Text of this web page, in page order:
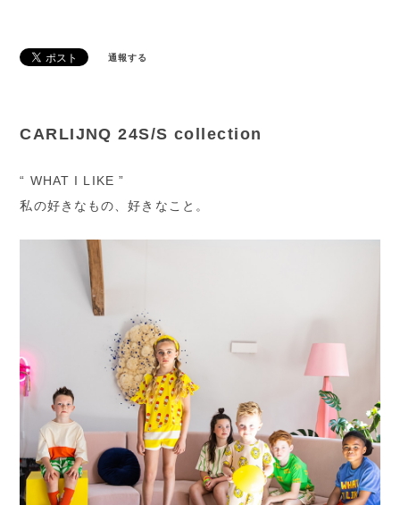
通報する
CARLIJNQ 24S/S collection
“ WHAT I LIKE ”
私の好きなもの、好きなこと。